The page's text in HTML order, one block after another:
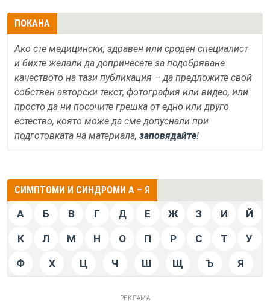
ПОКАНА
Ако сте медицински, здравен или сроден специалист
и бихте желали да допринесете за подобряване
качеството на тази публикация – да предложите свой
собствен авторски текст, фотография или видео, или
просто да ни посочите грешка от едно или друго
естество, която може да сме допуснали при
подготовката на материала, заповядайте!
СИМПТОМИ И СИНДРОМИ А – Я
А Б В Г Д Е Ж З И Й
К Л М Н О П Р С Т У
Ф Х Ц Ч Ш Щ Ъ Я
РЕКЛАМА